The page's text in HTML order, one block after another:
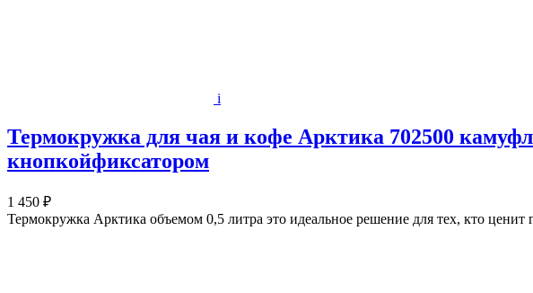
i
Термокружка для чая и кофе Арктика 702500
кнопкойфиксатором
1 450 ₽
Термокружка Арктика объемом 0,5 литра это идеальное решение для тех, кто